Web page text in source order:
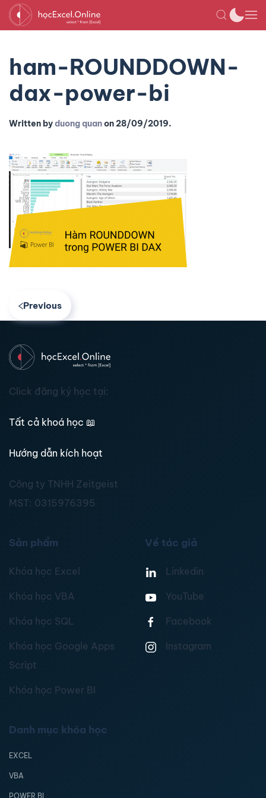
ham-ROUNDDOWN-
dax-power-bi
Written byduong quanon28/09/2019.
Previous
Click đăng ký học tại:
Tất cả khoá học 📖
Hướng dẫn kích hoạt
Công ty TNHH Zeitgeist
MST: 0315976395
Sản phẩm
Khóa học Excel
Khóa học VBA
Khóa học SQL
Khóa học Google Apps
Script
Khóa học Power BI
Về tác giả
Linkedin
YouTube
Facebook
Instagram
Danh mục khóa học
EXCEL
VBA
POWER BI